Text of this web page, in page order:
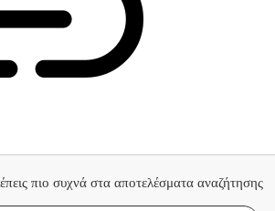
πιο συχνά στα αποτελέσματα αναζήτησης